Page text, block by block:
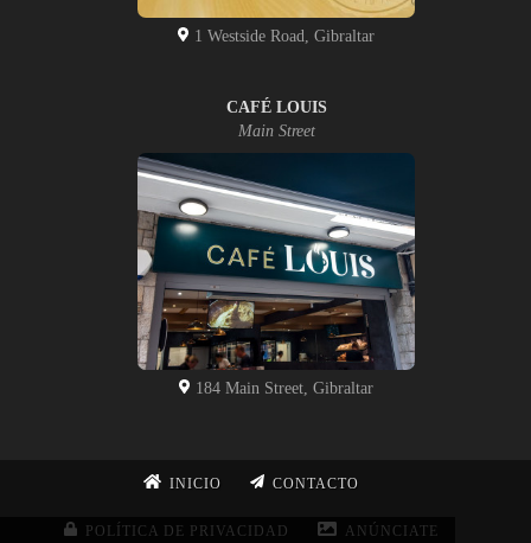
1 Westside Road, Gibraltar
CAFÉ LOUIS
Main Street
184 Main Street, Gibraltar
INICIO CONTACTO
POLÍTICA DE PRIVACIDAD ANÚNCIATE